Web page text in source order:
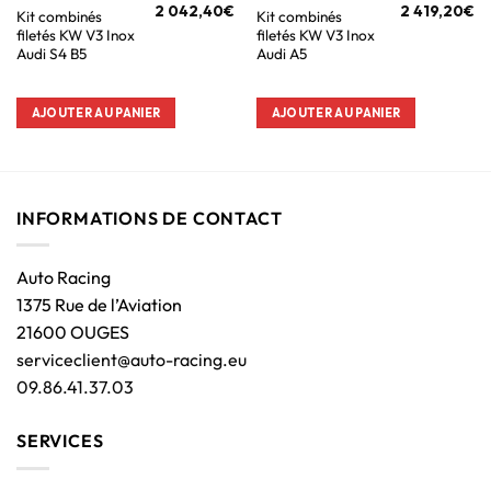
Kit combinés
filetés KW V3 Inox
Audi S4 B5
2 042,40€
AJOUTER AU PANIER
Kit combinés
filetés KW V3 Inox
Audi A5
2 419,20€
AJOUTER AU PANIER
INFORMATIONS DE CONTACT
Auto Racing
1375 Rue de l’Aviation
21600 OUGES
serviceclient@auto-racing.eu
09.86.41.37.03
SERVICES